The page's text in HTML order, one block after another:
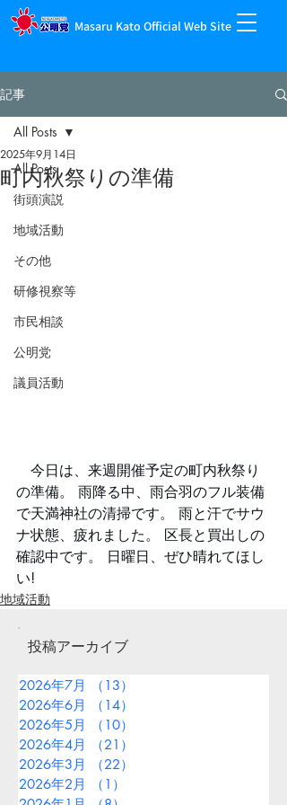
Masaru Kato Official Web Site
記事
All Posts
街頭演説
地域活動
その他
研修視察等
市民相談
公明党
議員活動
All Posts
町内秋祭りの準備
2025年9月14日
今日は、来週開催予定の町内秋祭り
の準備。 雨降る中、雨合羽のフル装備
で天満神社の清掃です。 雨と汗でサウ
ナ状態、疲れました。 区長と買出しの
確認中です。 日曜日、ぜひ晴れてほし
い!
地域活動
投稿アーカイブ
2026年7月 （13）
2026年6月
（14）
2026年5月
（10）
2026年4月
（21）
2026年3月
（22）
2026年2月
（1）